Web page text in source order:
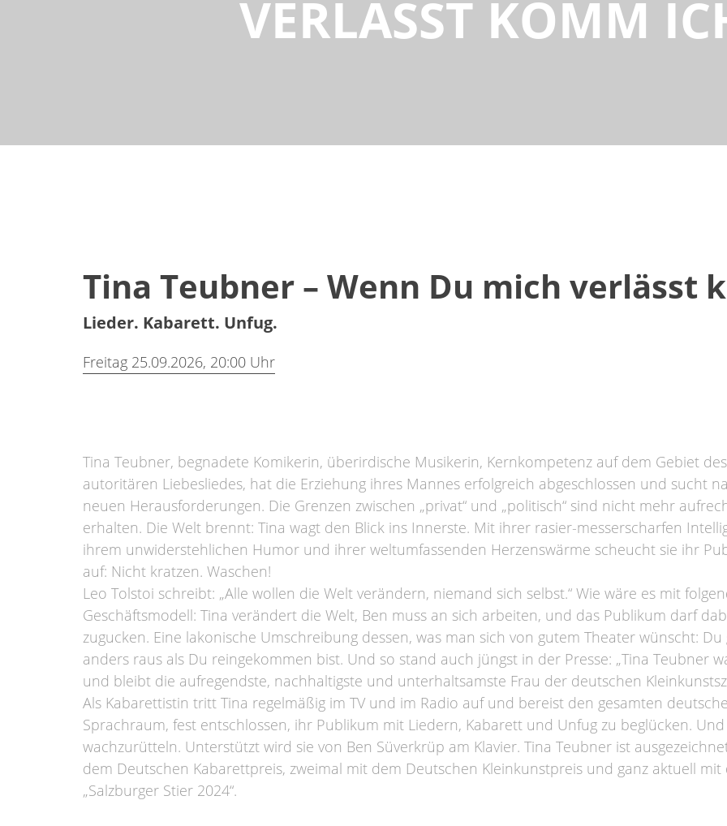
VERLÄSST KOMM
Tina Teubner – Wenn Du mich verlässt
Lieder. Kabarett. Unfug.
Freitag 25.09.2026, 20:00 Uhr
Tina Teubner, begnadete Komikerin, überirdische Musikerin, Kernkompetenz auf dem Gebiet des
autoritären Liebesliedes, hat die Erziehung ihres Mannes erfolgreich abgeschlossen und sucht
neuen Herausforderungen. Die Grenzen zwischen „privat“ und „politisch“ sind nicht mehr
erhalten. Die Welt brennt: Tina wagt den Blick ins Innerste. Mit ihrer rasier-messerscharfen
ihrem unwiderstehlichen Humor und ihrer weltumfassenden Herzenswärme scheucht sie ihr
auf: Nicht kratzen. Waschen!
Leo Tolstoi schreibt: „Alle wollen die Welt verändern, niemand sich selbst.“ Wie wäre es mit
Geschäftsmodell: Tina verändert die Welt, Ben muss an sich arbeiten, und das Publikum darf
zugucken. Eine lakonische Umschreibung dessen, was man sich von gutem Theater wünscht: Du
anders raus als Du reingekommen bist. Und so stand auch jüngst in der Presse: „Tina Teubner
und bleibt die aufregendste, nachhaltigste und unterhaltsamste Frau der deutschen
Als Kabarettistin tritt Tina regelmäßig im TV und im Radio auf und bereist den gesamten
Sprachraum, fest entschlossen, ihr Publikum mit Liedern, Kabarett und Unfug zu beglücken. Und
wachzurütteln. Unterstützt wird sie von Ben Süverkrüp am Klavier. Tina Teubner ist
dem Deutschen Kabarettpreis, zweimal mit dem Deutschen Kleinkunstpreis und ganz aktuell mit
„Salzburger Stier 2024“.